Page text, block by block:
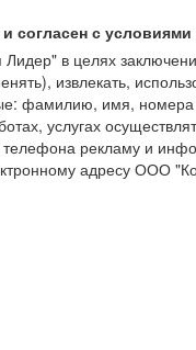
согласен с
в целях
извлекать,
фамилию, имя,
услугах
рекламу и
адресу ООО